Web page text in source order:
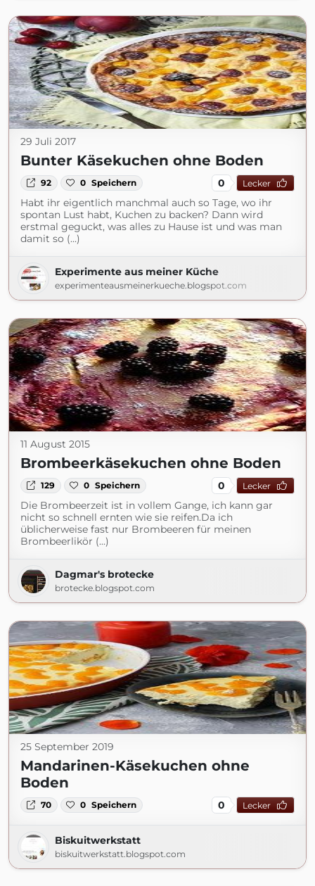
29 Juli 2017
Bunter Käsekuchen ohne Boden
92 0 Speichern 0 Lecker
Habt ihr eigentlich manchmal auch so Tage, wo ihr
spontan Lust habt, Kuchen zu backen? Dann wird
erstmal geguckt, was alles zu Hause ist und was man
damit so (...)
Experimente aus meiner Küche
experimenteausmeinerkueche.blogspot.com
11 August 2015
Brombeerkäsekuchen ohne Boden
129 0 Speichern 0 Lecker
Die Brombeerzeit ist in vollem Gange, ich kann gar
nicht so schnell ernten wie sie reifen.Da ich
üblicherweise fast nur Brombeeren für meinen
Brombeerlikör (...)
Dagmar's brotecke
brotecke.blogspot.com
25 September 2019
Mandarinen-Käsekuchen ohne
Boden
70 0 Speichern 0 Lecker
Biskuitwerkstatt
biskuitwerkstatt.blogspot.com